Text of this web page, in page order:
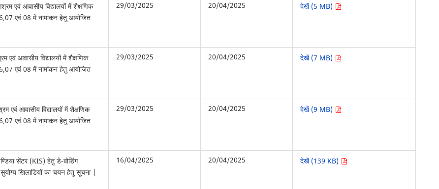
एवं आवासीय विद्यालयों में शैक्षणिक
एवं 08 में नामांकन हेतु आयोजित
29/03/2025 20/04/2025 देखें (5 MB)
आवासीय विद्यालयों में शैक्षणिक
एवं 08 में नामांकन हेतु आयोजित
29/03/2025 20/04/2025 देखें (7 MB)
एवं आवासीय विद्यालयों में शैक्षणिक
एवं 08 में नामांकन हेतु आयोजित
29/03/2025 20/04/2025 देखें (9 MB)
सेंटर (KIS) हेतु डे-बोडिंग
खिलाडियों का चयन हेतु सूचना |
16/04/2025 20/04/2025 देखें (139 KB)